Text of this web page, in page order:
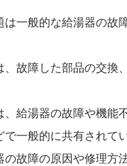
は一般的な給湯器の故
、故障した部品の交換
、給湯器の故障や機能
で一般的に共有されて
の故障の原因や修理方